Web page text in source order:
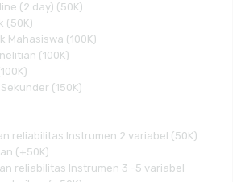
(2 day) (50K)
(50K)
Mahasiswa (100K)
(100K)
(150K)
reliabilitas Instrumen 2 variabel (50K)
(+50K)
reliabilitas Instrumen 3 -5 variabel